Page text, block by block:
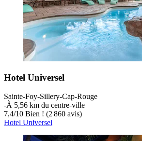
Hotel Universel
Sainte-Foy-Sillery-Cap-Rouge
‐À 5,56 km du centre-ville
7,4/10 Bien ! (2 860 avis)
Hotel Universel